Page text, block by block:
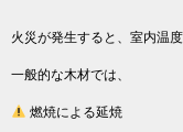
火災が発生すると、室内温
一般的な木材では、
燃焼による延焼